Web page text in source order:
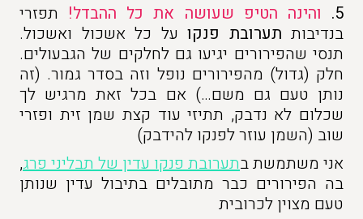
5.
והינה הטיפ שעושה את כל ההבדל! תפזרי
בנדיבות תערובת פנקו על כל אשכול ואשכול.
תנסי שהפירורים יגיעו גם לחלקים של הגבעולים.
חלק (גדול) מהפירורים נופל וזה בסדר גמור. (זה
נותן טעם גם משם…) אם בכל זאת מרגיש לך
שכלום לא נדבק, תתיזי עוד קצת שמן זית ופזרי
שוב (השמן עוזר לפנקו להידבק)
אני משתמשת בתערובת פנקו עדין של תבליני פרג,
בה הפירורים כבר מתובלים בתיבול עדין שנותן
טעם מצוין לכרובית